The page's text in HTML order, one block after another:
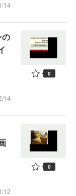
14
14
0
12
0